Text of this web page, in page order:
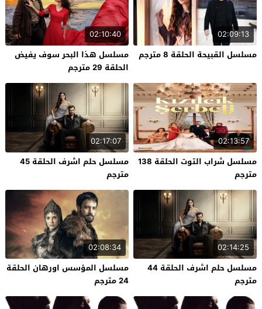
02:09:13
مسلسل القبيحة الحلقة 8 مترجم
02:10:40
مسلسل هذا البحر سوف يفيض
الحلقة 29 مترجم
02:13:57
مسلسل شراب التوت الحلقة 138
مترجم
02:17:07
مسلسل حلم اشرف الحلقة 45
مترجم
02:14:25
مسلسل حلم اشرف الحلقة 44
مترجم
02:08:34
مسلسل المؤسس اورهان الحلقة
24 مترجم